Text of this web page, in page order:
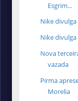
Esgrim...
Nike
Nike
Nova
vazada
Pirma
Morelia